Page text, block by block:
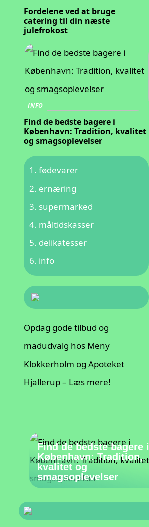
Fordelene ved at bruge
catering til din næste
julefrokost
INFO
Find de bedste bagere i
København: Tradition, kvalitet
og smagsoplevelser
fødevarer
ernæring
supermarked
måltidskasser
delikatesser
info
Opdag gode tilbud og
madudvalg hos Meny
Klokkerholm og Apoteket
Hjallerup – Læs mere!
Find de bedste bagere i
København: Tradition,
kvalitet og
smagsoplevelser